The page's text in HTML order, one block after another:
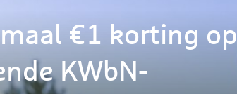
€1 korting op
KWbN-